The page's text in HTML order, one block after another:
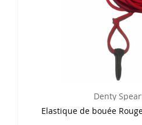
Denty
Elastique de bouée